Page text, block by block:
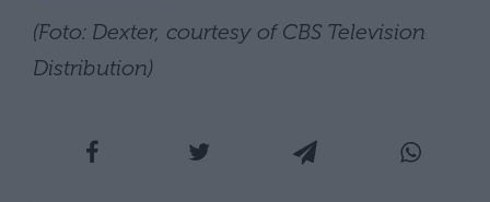
(Foto: Dexter, courtesy of CBS Television
Distribution)